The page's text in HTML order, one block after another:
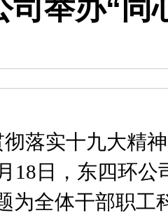
司举办“同
实十九大精神
18日，东四环
为全体干部职